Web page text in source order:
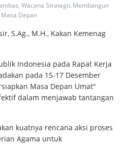
Wacana Strategis Membangun
Depan
S.Ag., M.H., Kakan Kemenag
Indonesia pada Rapat Kerja
pada 15-17 Desember
Masa Depan Umat"
dalam menjawab tantangan
kuatnya rencana aksi proses
Agama untuk